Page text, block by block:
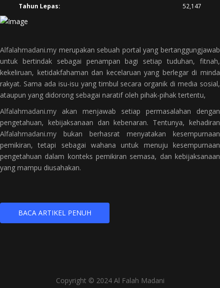
Tahun Lepas:
52,147
Alfalahmadani.my merupakan sebuah portal yang bertanggungjawab
untuk bertindak sebagai penampan bagi setiap tuduhan, fitnah,
kekeliruan, ketidakfahaman dan kecelaruan yang berlegar di minda
rakyat. Sama ada isu-isu yang timbul secara organik di media sosial,
ataupun yang didorong sebagai naratif oleh pihak-pihak tertentu,
Alfalahmadani.my akan menjawab setiap permasalahan dengan
pengetahuan, kebijaksanaan dan kebenaran. Tentunya, kehadiran
Alfalahmadani.my bukan berhasrat menyatakan kesempurnaan
pemikiran, tetapi sebagai wahana untuk menuju kesempurnaan
pengetahuan dalam konteks pemikiran semasa, dan kebijaksanaan
yang mampu diusahakan.
BACA ARTIKEL PENUH
Copyright © 2024 Al Falah Madani